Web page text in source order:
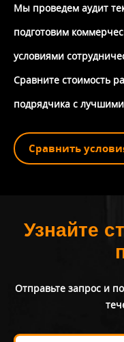
Мы проведем аудит
подготовим
условиями
Сравните стоимость
подрядчика с
Сравнить
Узнайте
Отправьте запрос и